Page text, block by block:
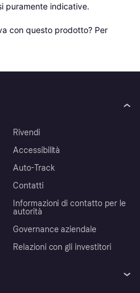
puramente indicative.
con questo prodotto? Per
Rivendi
Accessibilità
Auto-Track
Contatti
Informazioni di contatto per le
autorità
Governance aziendale
Relazioni con gli investitori